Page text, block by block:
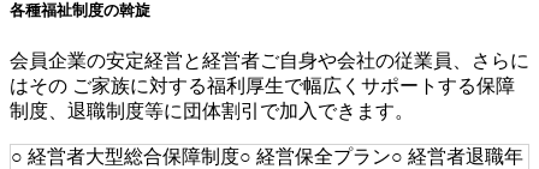
各種福祉制度の斡旋
会員企業の安定経営と経営者ご自身や会社の従業員、さらに
はその ご家族に対する福利厚生で幅広くサポートする保障
制度、退職制度等に団体割引で加入できます。
○ 経営者大型総合保障制度○ 経営保全プラン○ 経営者退職年